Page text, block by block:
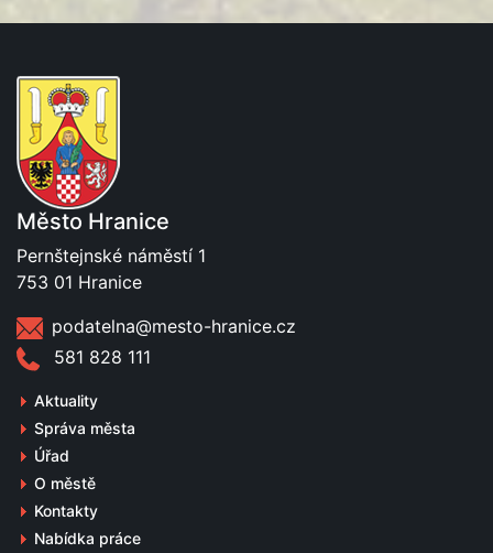
Město Hranice
Pernštejnské náměstí 1
753 01 Hranice
podatelna@mesto-hranice.cz
581 828 111
Aktuality
Správa města
Úřad
O městě
Kontakty
Nabídka práce